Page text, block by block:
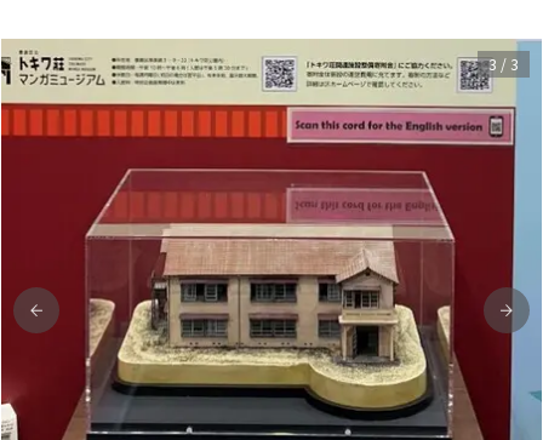
前 次
3 / 3